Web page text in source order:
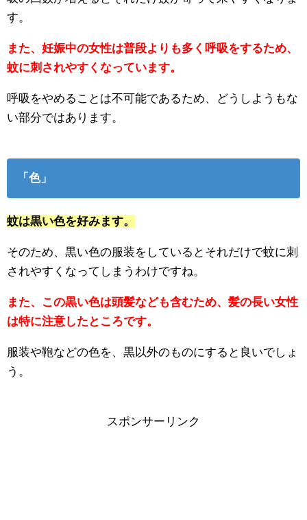
す。
また、妊娠中の女性は普段よりも多く呼吸をするため、
蚊に刺されやすくなっています。
呼吸をやめることは不可能であるため、どうしようもな
い部分ではあります。
「色」
蚊は黒い色を好みます。
そのため、黒い色の服装をしているとそれだけで蚊に刺
されやすくなってしまうわけですね。
また、この黒い色は頭髪なども含むため、髪の長い女性
は特に注意したところです。
服装や鞄などの色を、黒以外のものにすると良いでしょ
う。
スポンサーリンク